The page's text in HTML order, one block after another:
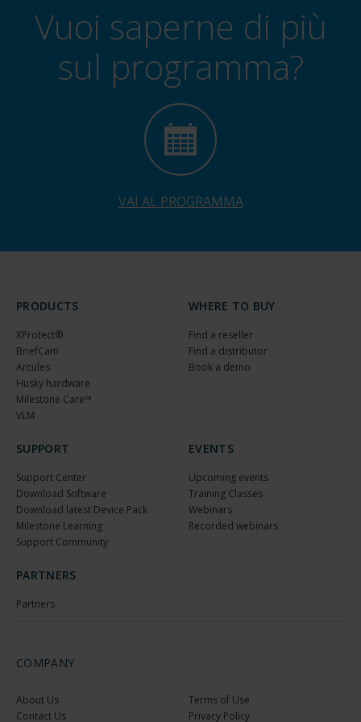
Vuoi saperne di più
sul programma?
VAI AL PROGRAMMA
PRODUCTS
XProtect®
BriefCam
Arcules
Husky hardware
Milestone Care™
VLM
WHERE TO BUY
Find a reseller
Find a distributor
Book a demo
SUPPORT
Support Center
Download Software
Download latest Device Pack
Milestone Learning
Support Community
EVENTS
Upcoming events
Training Classes
Webinars
Recorded webinars
PARTNERS
Partners
COMPANY
About Us
Contact Us
Terms of Use
Privacy Policy